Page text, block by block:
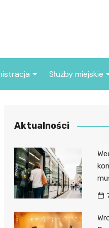
miasta
Służby miejskie
Policja
Aktualności